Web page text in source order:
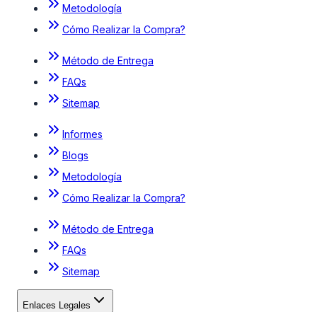
Metodología
Cómo Realizar la Compra?
Método de Entrega
FAQs
Sitemap
Informes
Blogs
Metodología
Cómo Realizar la Compra?
Método de Entrega
FAQs
Sitemap
Enlaces Legales